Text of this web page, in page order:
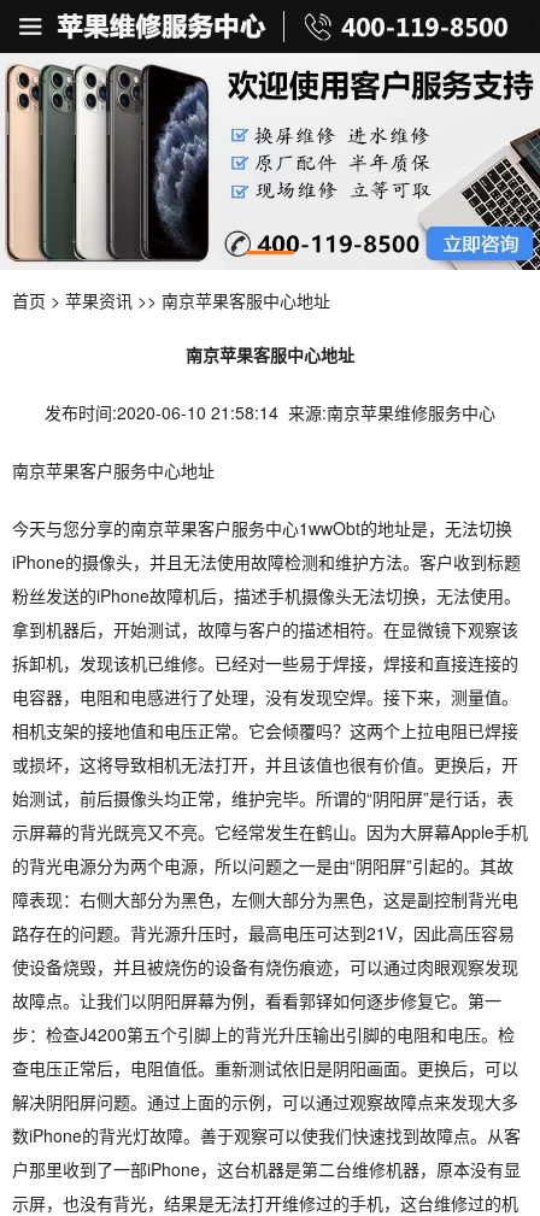
首页 > 苹果资讯 >> 南京苹果客服中心地址
南京苹果客服中心地址
发布时间:2020-06-10 21:58:14 来源:南京苹果维修服务中心
南京苹果客户服务中心地址
今天与您分享的南京苹果客户服务中心1wwObt的地址是，无法切换
iPhone的摄像头，并且无法使用故障检测和维护方法。客户收到标题
粉丝发送的iPhone故障机后，描述手机摄像头无法切换，无法使用。
拿到机器后，开始测试，故障与客户的描述相符。在显微镜下观察该
拆卸机，发现该机已维修。已经对一些易于焊接，焊接和直接连接的
电容器，电阻和电感进行了处理，没有发现空焊。接下来，测量值。
相机支架的接地值和电压正常。它会倾覆吗？这两个上拉电阻已焊接
或损坏，这将导致相机无法打开，并且该值也很有价值。更换后，开
始测试，前后摄像头均正常，维护完毕。所谓的“阴阳屏”是行话，表
示屏幕的背光既亮又不亮。它经常发生在鹤山。因为大屏幕Apple手机
的背光电源分为两个电源，所以问题之一是由“阴阳屏”引起的。其故
障表现：右侧大部分为黑色，左侧大部分为黑色，这是副控制背光电
路存在的问题。背光源升压时，最高电压可达到21V，因此高压容易
使设备烧毁，并且被烧伤的设备有烧伤痕迹，可以通过肉眼观察发现
故障点。让我们以阴阳屏幕为例，看看郭铎如何逐步修复它。第一
步：检查J4200第五个引脚上的背光升压输出引脚的电阻和电压。检
查电压正常后，电阻值低。重新测试依旧是阴阳画面。更换后，可以
解决阴阳屏问题。通过上面的示例，可以通过观察故障点来发现大多
数iPhone的背光灯故障。善于观察可以使我们快速找到故障点。从客
户那里收到了一部iPhone，这台机器是第二台维修机器，原本没有显
示屏，也没有背光，结果是无法打开维修过的手机，这台维修过的机